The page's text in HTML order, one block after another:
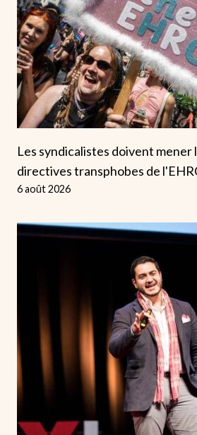
Les syndicalistes doivent
directives transphobes de
6 août 2026